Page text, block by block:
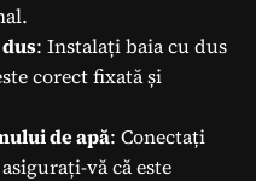
: Instalați baia cu dus
corect fixată și
de apă: Conectați
vă că este